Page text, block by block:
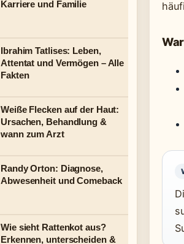
Karriere und Familie
Ibrahim Tatlises: Leben,
Attentat und Vermögen – Alle
Fakten
Weiße Flecken auf der Haut:
Ursachen, Behandlung &
wann zum Arzt
Randy Orton: Diagnose,
Abwesenheit und Comeback
Wie sieht Rattenkot aus?
Erkennen, unterscheiden &